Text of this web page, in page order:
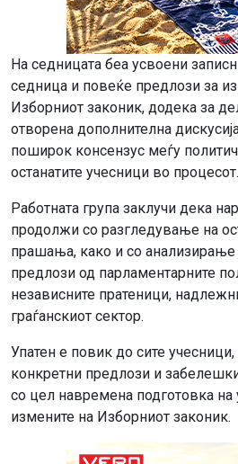
На седницата беа усвоени
седница и повеќе предлози за
Изборниот законик, додека за
отворена дополнителна
поширок консензус меѓу
останатите учесници во процесот.
Работната група заклучи дека
продолжи со разгледување на
прашања, како и со анализирање
предлози од парламентарните
независните пратеници,
граѓанскиот сектор.
Упатен е повик до сите
конкретни предлози и
со цел навремена подготовка на
измените на Изборниот законик.